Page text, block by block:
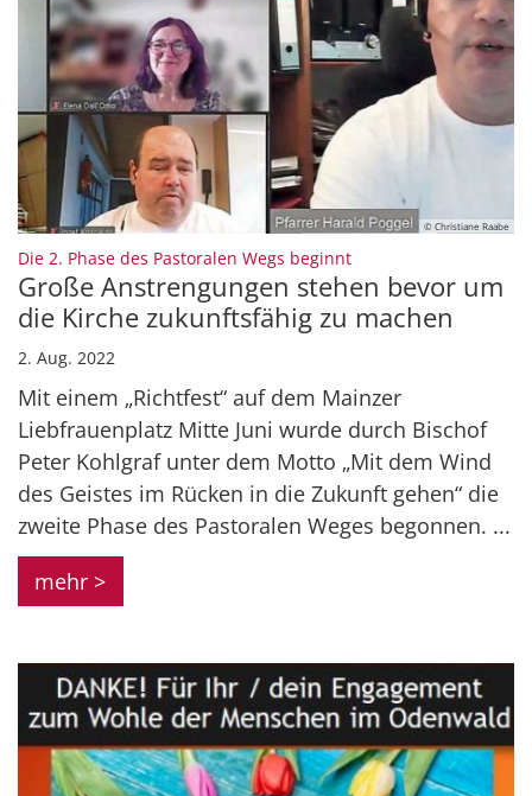
© Christiane Raabe
Die 2. Phase des Pastoralen Wegs beginnt:
Große Anstrengungen stehen bevor um
die Kirche zukunftsfähig zu machen
2. Aug. 2022
Mit einem „Richtfest“ auf dem Mainzer
Liebfrauenplatz Mitte Juni wurde durch Bischof
Peter Kohlgraf unter dem Motto „Mit dem Wind
des Geistes im Rücken in die Zukunft gehen“ die
zweite Phase des Pastoralen Weges begonnen. ...
mehr >